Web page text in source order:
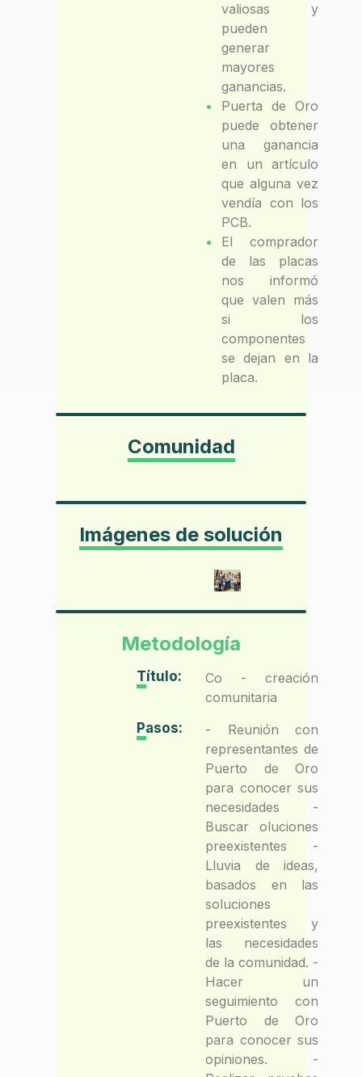
valiosas y
pueden
generar
mayores
ganancias.
Puerta de Oro
puede obtener
una ganancia
en un artículo
que alguna vez
vendía con los
PCB.
El comprador
de las placas
nos informó
que valen más
si los
componentes
se dejan en la
placa.
Comunidad
Imágenes de solución
Metodología
Título:
Co - creación
comunitaria
Pasos:
- Reunión con
representantes de
Puerto de Oro
para conocer sus
necesidades -
Buscar oluciones
preexistentes -
Lluvia de ideas,
basados en las
soluciones
preexistentes y
las necesidades
de la comunidad. -
Hacer un
seguimiento con
Puerto de Oro
para conocer sus
opiniones. -